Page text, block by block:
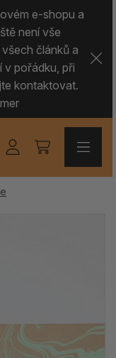
e-shopu a
není vše
článků a
v pořádku, při
kontaktovat.